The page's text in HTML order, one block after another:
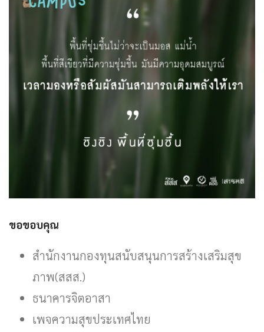
ขอขอบคุณ
สำนักงานกองทุนสนับสนุนการสร้างเสริมสุข
ภาพ(สสส.)
ธนาคารจิตอาสา
เพจความสุขประเทศไทย